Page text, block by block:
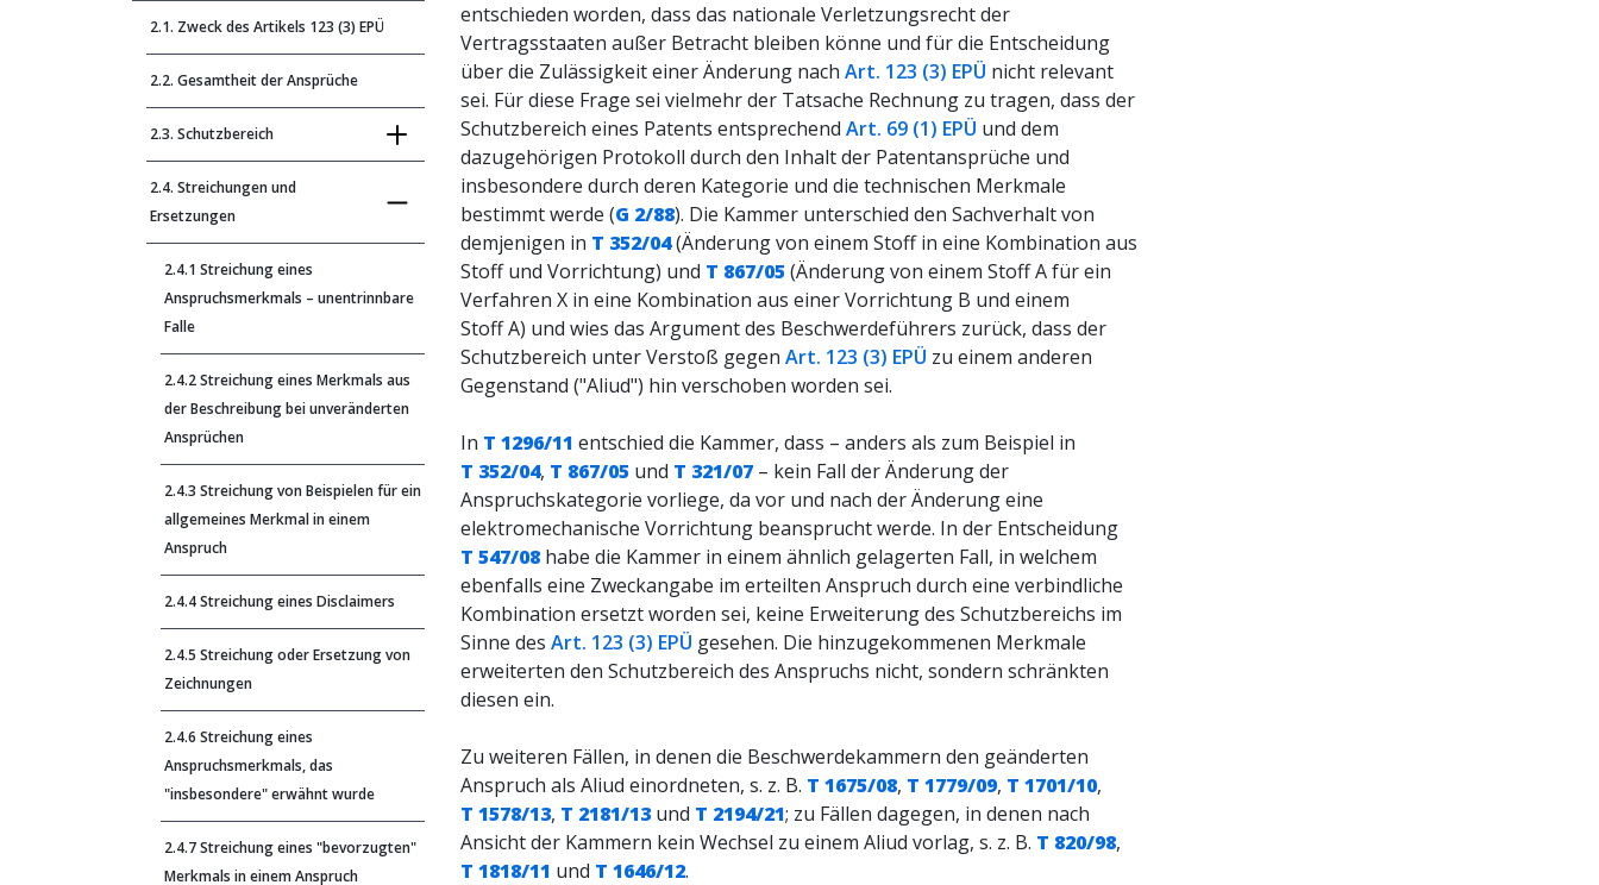
2.1. Zweck des Artikels 123 (3) EPÜ
2.2. Gesamtheit der Ansprüche
2.3. Schutzbereich
2.4. Streichungen und
Ersetzungen
2.4.1 Streichung eines
Anspruchsmerkmals – unentrinnbare
Falle
2.4.2 Streichung eines Merkmals aus
der Beschreibung bei unveränderten
Ansprüchen
2.4.3 Streichung von Beispielen für ein
allgemeines Merkmal in einem
Anspruch
2.4.4 Streichung eines Disclaimers
2.4.5 Streichung oder Ersetzung von
Zeichnungen
2.4.6 Streichung eines
Anspruchsmerkmals, das
"insbesondere" erwähnt wurde
2.4.7 Streichung eines "bevorzugten"
Merkmals in einem Anspruch
entschieden worden, dass das nationale Verletzungsrecht der
Vertragsstaaten außer Betracht bleiben könne und für die Entscheidung
über die Zulässigkeit einer Änderung nach Art. 123 (3) EPÜ nicht relevant
sei. Für diese Frage sei vielmehr der Tatsache Rechnung zu tragen, dass der
Schutzbereich eines Patents entsprechend Art. 69 (1) EPÜ und dem
dazugehörigen Protokoll durch den Inhalt der Patentansprüche und
insbesondere durch deren Kategorie und die technischen Merkmale
bestimmt werde (G 2/88). Die Kammer unterschied den Sachverhalt von
demjenigen in T 352/04(Änderung von einem Stoff in eine Kombination aus
Stoff und Vorrichtung) und T 867/05 (Änderung von einem Stoff A für ein
Verfahren X in eine Kombination aus einer Vorrichtung B und einem
Stoff A) und wies das Argument des Beschwerdeführers zurück, dass der
Schutzbereich unter Verstoß gegen Art. 123 (3) EPÜ zu einem anderen
Gegenstand ("Aliud") hin verschoben worden sei.
In T 1296/11 entschied die Kammer, dass – anders als zum Beispiel in
T 352/04, T 867/05 und T 321/07 – kein Fall der Änderung der
Anspruchskategorie vorliege, da vor und nach der Änderung eine
elektromechanische Vorrichtung beansprucht werde. In der Entscheidung
T 547/08 habe die Kammer in einem ähnlich gelagerten Fall, in welchem
ebenfalls eine Zweckangabe im erteilten Anspruch durch eine verbindliche
Kombination ersetzt worden sei, keine Erweiterung des Schutzbereichs im
Sinne des Art. 123 (3) EPÜ gesehen. Die hinzugekommenen Merkmale
erweiterten den Schutzbereich des Anspruchs nicht, sondern schränkten
diesen ein.
Zu weiteren Fällen, in denen die Beschwerdekammern den geänderten
Anspruch als Aliud einordneten, s. z. B. T 1675/08, T 1779/09, T 1701/10,
T 1578/13, T 2181/13 und T 2194/21; zu Fällen dagegen, in denen nach
Ansicht der Kammern kein Wechsel zu einem Aliud vorlag, s. z. B. T 820/98,
T 1818/11 und T 1646/12.